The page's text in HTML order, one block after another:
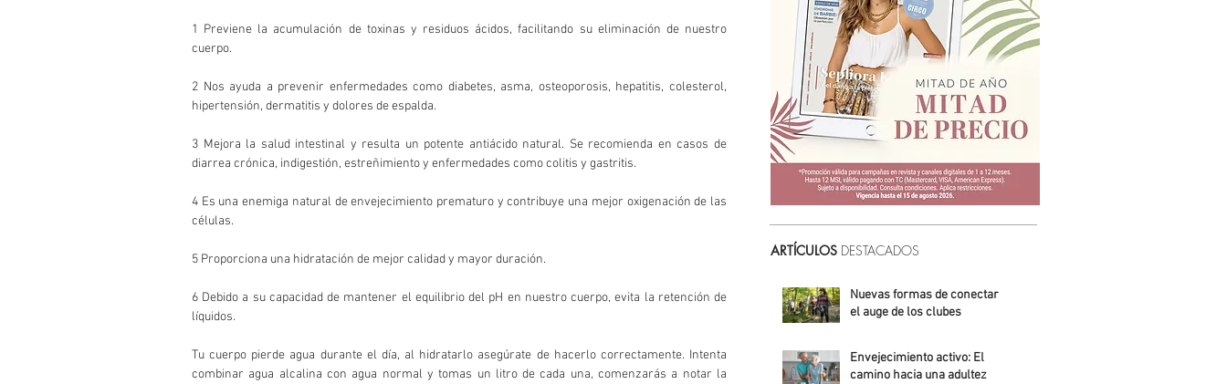
1 Previene la acumulación de toxinas y residuos ácidos, facilitando su eliminación de nuestro
cuerpo.
2 Nos ayuda a prevenir enfermedades como diabetes, asma, osteoporosis, hepatitis, colesterol,
hipertensión, dermatitis y dolores de espalda.
3 Mejora la salud intestinal y resulta un potente antiácido natural. Se recomienda en casos de
diarrea crónica, indigestión, estreñimiento y enfermedades como colitis y gastritis.
4 Es una enemiga natural de envejecimiento prematuro y contribuye una mejor oxigenación de las
células.
5 Proporciona una hidratación de mejor calidad y mayor duración.
6 Debido a su capacidad de mantener el equilibrio del pH en nuestro cuerpo, evita la retención de
líquidos.
Tu cuerpo pierde agua durante el día, al hidratarlo asegúrate de hacerlo correctamente. Intenta
combinar agua alcalina con agua normal y tomas un litro de cada una, comenzarás a notar la
ARTÍCULOS DESTACADOS
Nuevas formas de conectar:
el auge de los clubes
Envejecimiento activo: El
camino hacia una adultez